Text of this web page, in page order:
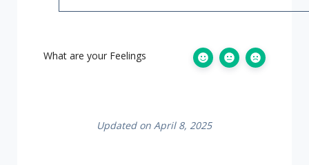
What are your Feelings
Updated on April 8, 2025